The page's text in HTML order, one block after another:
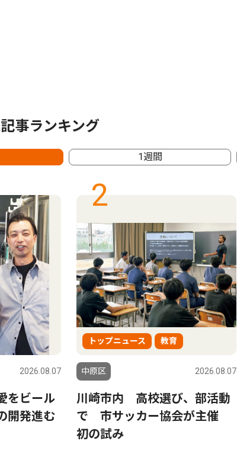
事ランキング
1週間
2026.08.07
をビール
開発進む
2
トップニュース 教育
中原区 2026.08.07
川崎市内 高校選び、部活動
で 市サッカー協会が主催
初の試み